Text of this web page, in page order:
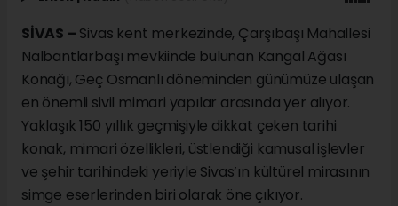
SİVAS – Sivas kent merkezinde, Çarşıbaşı Mahallesi
Nalbantlarbaşı mevkiinde bulunan Kangal Ağası
Konağı, Geç Osmanlı döneminden günümüze ulaşan
en önemli sivil mimari yapılar arasında yer alıyor.
Yaklaşık 150 yıllık geçmişiyle dikkat çeken tarihi
konak, mimari özellikleri, üstlendiği kamusal işlevler
ve şehir tarihindeki yeriyle Sivas’ın kültürel mirasının
simge eserlerinden biri olarak öne çıkıyor.